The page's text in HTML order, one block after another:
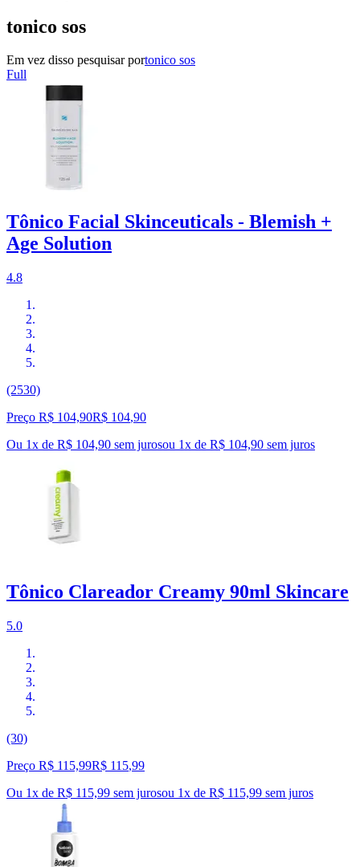
tonico sos
Em vez disso pesquisar portonico sos
Full
Tônico Facial Skinceuticals - Blemish +
Age Solution
4.8
(2530)
Preço R$ 104,90R$ 104,90
Ou 1x de R$ 104,90 sem jurosou 1x de R$ 104,90 sem juros
Tônico Clareador Creamy 90ml Skincare
5.0
(30)
Preço R$ 115,99R$ 115,99
Ou 1x de R$ 115,99 sem jurosou 1x de R$ 115,99 sem juros